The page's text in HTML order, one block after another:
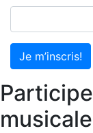
Je m’inscris!
musicale